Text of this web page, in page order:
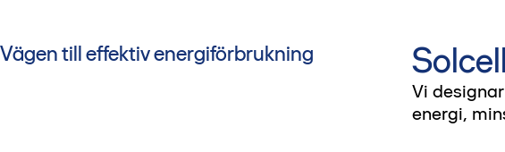
Vägen till effektiv energiförbrukning
Vi
energi,